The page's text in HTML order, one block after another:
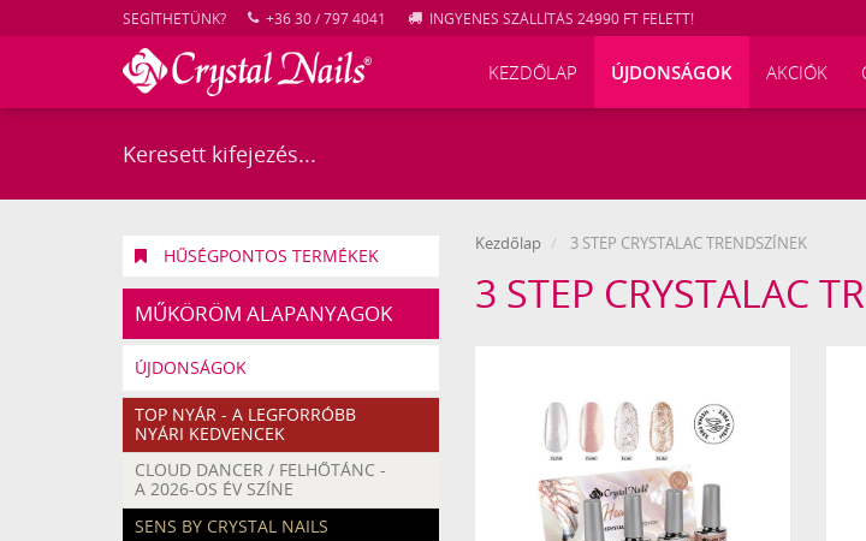
SEGÍTHETÜNK? +36 30 / 797 4041 INGYENES SZÁLLÍTÁS 24990 FT FELETT!
KEZDŐLAP ÚJDONSÁGOK AKCIÓK
HŰSÉGPONTOS TERMÉKEK
MŰKÖRÖM ALAPANYAGOK
ÚJDONSÁGOK
TOP NYÁR - A LEGFORRÓBB
NYÁRI KEDVENCEK
CLOUD DANCER / FELHŐTÁNC -
A 2026-OS ÉV SZÍNE
SENS BY CRYSTAL NAILS
Kezdőlap 3 STEP CRYSTALAC TRENDSZÍNEK
3 STEP CRYSTALAC